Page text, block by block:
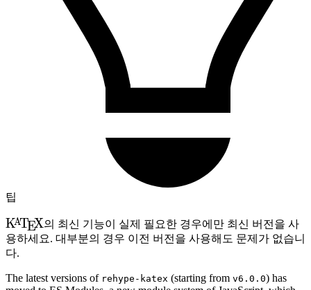
팁
\KaTeX
KATEX의 최신 기능이 실제 필요한 경우에만 최신 버전을 사
용하세요. 대부분의 경우 이전 버전을 사용해도 문제가 없습니
다.
The latest versions of rehype-katex (starting from v6.0.0) has